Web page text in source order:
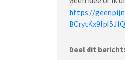
https://
Deel dit bericht: